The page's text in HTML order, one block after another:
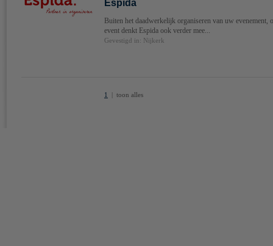
Espida
Buiten het daadwerkelijk organiseren van uw evenement,
event denkt Espida ook verder mee...
Gevestigd in: Nijkerk
1 | toon alles